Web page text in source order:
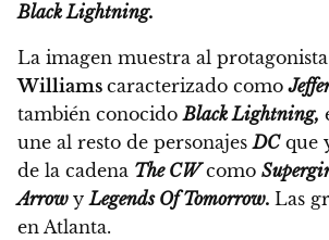
Black Lightning.
La imagen muestra al protagonista
Williams caracterizado como
también conocidoBlack Lightning,
une al resto de personajesDCque
de la cadena The CWcomo
Arrow yLegends Of Tomorrow. Las
en Atlanta.